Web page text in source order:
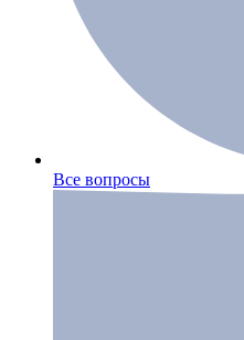
Все вопросы